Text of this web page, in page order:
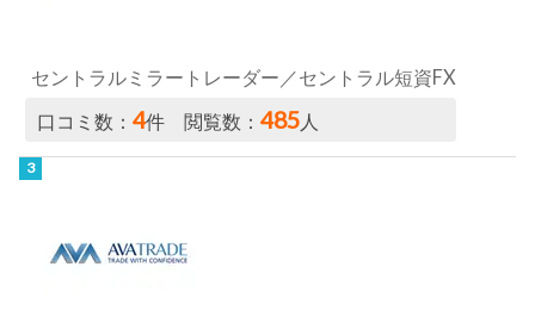
セントラルミラートレーダー／セントラル短資FX
口コミ数：4件 閲覧数：485 人